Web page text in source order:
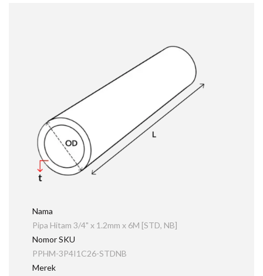
Nama
Pipa Hitam 3/4" x 1.2mm x 6M [STD, NB]
Nomor SKU
PPHM-3P4I1C26-STDNB
Merek